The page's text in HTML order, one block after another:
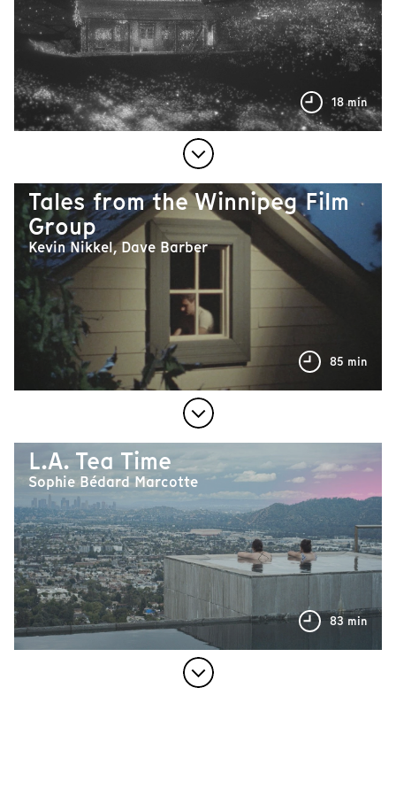
18 min
Tales from the Winnipeg Film
Group
Kevin Nikkel, Dave Barber
85 min
L.A. Tea Time
Sophie Bédard Marcotte
83 min